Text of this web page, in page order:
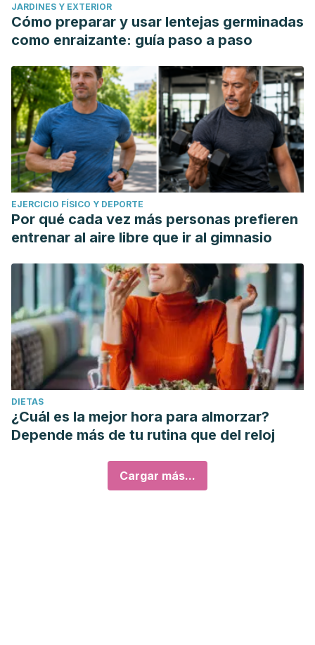
JARDINES Y EXTERIOR
Cómo preparar y usar lentejas germinadas
como enraizante: guía paso a paso
EJERCICIO FÍSICO Y DEPORTE
Por qué cada vez más personas prefieren
entrenar al aire libre que ir al gimnasio
DIETAS
¿Cuál es la mejor hora para almorzar?
Depende más de tu rutina que del reloj
Cargar más...